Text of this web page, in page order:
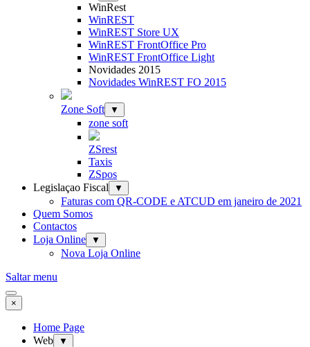
WinRest
WinREST
WinREST Store UX
WinREST FrontOffice Pro
WinREST FrontOffice Light
Novidades 2015
Novidades WinREST FO 2015
Zone Soft ▼
zone soft
ZSrest
Taxis
ZSpos
Legislaçao Fiscal
▼
Faturas com QR-CODE e ATCUD em janeiro de 2021
Quem Somos
Contactos
Loja Online
▼
Nova Loja Online
Saltar menu
×
Home Page
Web
▼